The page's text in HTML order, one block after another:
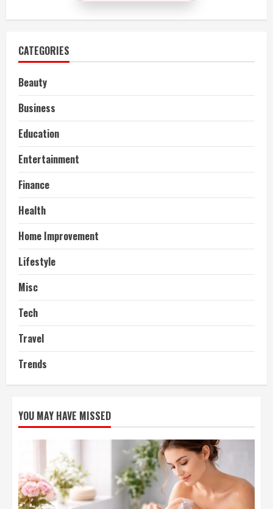
CATEGORIES
Beauty
Business
Education
Entertainment
Finance
Health
Home Improvement
Lifestyle
Misc
Tech
Travel
Trends
YOU MAY HAVE MISSED